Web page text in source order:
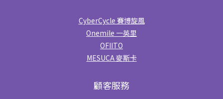
CyberCycle 賽博旋風
Onemile 一英里
OFIITO
MESUCA 麥斯卡
顧客服務